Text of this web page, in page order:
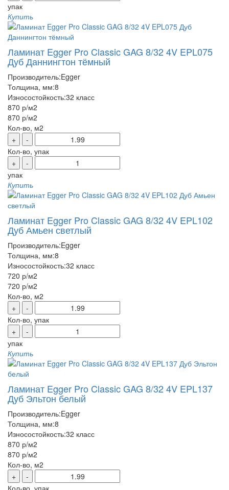
упак
Купить
Ламинат Egger Pro Classic GAG 8/32 4V EPL075
Дуб Даннингтон тёмный
Производитель:Egger
Толщина, мм:8
Износостойкость:32 класс
870 р/м2
870 р/м2
Кол-во, м2
+
-
Кол-во, упак
+
-
упак
Купить
Ламинат Egger Pro Classic GAG 8/32 4V EPL102
Дуб Амьен светлый
Производитель:Egger
Толщина, мм:8
Износостойкость:32 класс
720 р/м2
720 р/м2
Кол-во, м2
+
-
Кол-во, упак
+
-
упак
Купить
Ламинат Egger Pro Classic GAG 8/32 4V EPL137
Дуб Эльтон белый
Производитель:Egger
Толщина, мм:8
Износостойкость:32 класс
870 р/м2
870 р/м2
Кол-во, м2
+
-
Кол-во, упак